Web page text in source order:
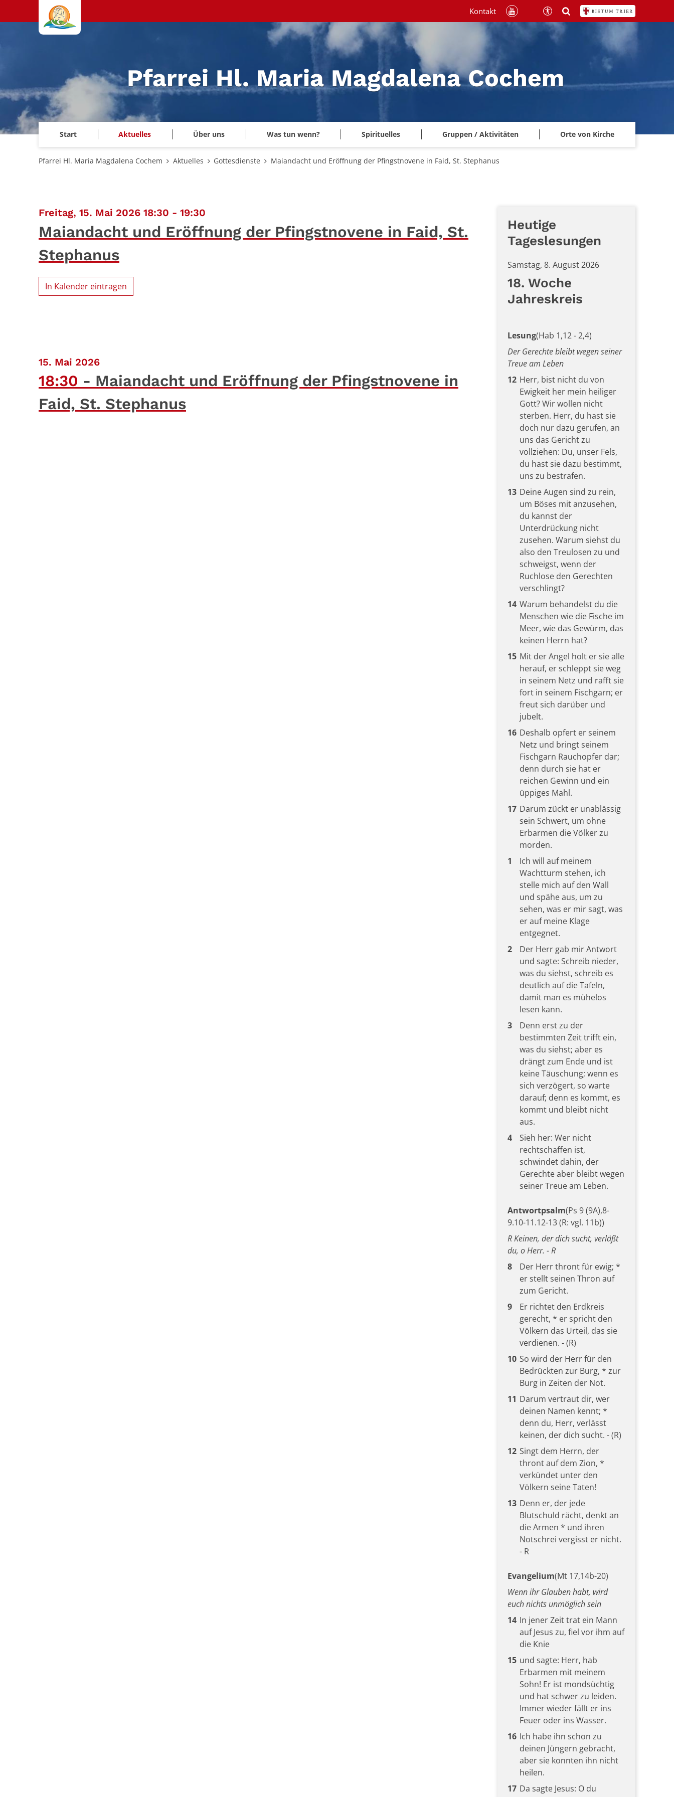
Zum Inhalt springen
Pfarrei Hl. Maria Magdalena Cochem
Start Aktuelles Über uns Was tun wenn? Spirituelles Gruppen / Aktivitäten Orte von Kirche
Kontakt
Pfarrei Hl. Maria Magdalena Cochem Aktuelles Gottesdienste Maiandacht und Eröffnung der Pfingstnovene in Faid, St. Stephanus
Freitag, 15. Mai 2026 18:30 - 19:30
Maiandacht und Eröffnung der Pfingstnovene in Faid, St.
Stephanus
In Kalender eintragen
15. Mai 2026:
18:30
Maiandacht und Eröffnung der Pfingstnovene in
Faid, St. Stephanus
Heutige
Tageslesungen
Samstag, 8. August 2026
18. Woche
Jahreskreis
Lesung(Hab 1,12 - 2,4)
Der Gerechte bleibt wegen seiner
Treue am Leben
12 Herr, bist nicht du von
Ewigkeit her mein heiliger
Gott? Wir wollen nicht
sterben. Herr, du hast sie
doch nur dazu gerufen, an
uns das Gericht zu
vollziehen: Du, unser Fels,
du hast sie dazu bestimmt,
uns zu bestrafen.
13 Deine Augen sind zu rein,
um Böses mit anzusehen,
du kannst der
Unterdrückung nicht
zusehen. Warum siehst du
also den Treulosen zu und
schweigst, wenn der
Ruchlose den Gerechten
verschlingt?
14 Warum behandelst du die
Menschen wie die Fische im
Meer, wie das Gewürm, das
keinen Herrn hat?
15 Mit der Angel holt er sie alle
herauf, er schleppt sie weg
in seinem Netz und rafft sie
fort in seinem Fischgarn; er
freut sich darüber und
jubelt.
16 Deshalb opfert er seinem
Netz und bringt seinem
Fischgarn Rauchopfer dar;
denn durch sie hat er
reichen Gewinn und ein
üppiges Mahl.
17 Darum zückt er unablässig
sein Schwert, um ohne
Erbarmen die Völker zu
morden.
1
Ich will auf meinem
Wachtturm stehen, ich
stelle mich auf den Wall
und spähe aus, um zu
sehen, was er mir sagt, was
er auf meine Klage
entgegnet.
2
Der Herr gab mir Antwort
und sagte: Schreib nieder,
was du siehst, schreib es
deutlich auf die Tafeln,
damit man es mühelos
lesen kann.
3
Denn erst zu der
bestimmten Zeit trifft ein,
was du siehst; aber es
drängt zum Ende und ist
keine Täuschung; wenn es
sich verzögert, so warte
darauf; denn es kommt, es
kommt und bleibt nicht
aus.
4
Sieh her: Wer nicht
rechtschaffen ist,
schwindet dahin, der
Gerechte aber bleibt wegen
seiner Treue am Leben.
Antwortpsalm(Ps 9 (9A),8-
9.10-11.12-13 (R: vgl. 11b))
R Keinen, der dich sucht, verläßt
du, o Herr. - R
8
Der Herr thront für ewig; *
er stellt seinen Thron auf
zum Gericht.
9
Er richtet den Erdkreis
gerecht, * er spricht den
Völkern das Urteil, das sie
verdienen. - (R)
10 So wird der Herr für den
Bedrückten zur Burg, * zur
Burg in Zeiten der Not.
11 Darum vertraut dir, wer
deinen Namen kennt; *
denn du, Herr, verlässt
keinen, der dich sucht. - (R)
12 Singt dem Herrn, der
thront auf dem Zion, *
verkündet unter den
Völkern seine Taten!
13 Denn er, der jede
Blutschuld rächt, denkt an
die Armen * und ihren
Notschrei vergisst er nicht.
- R
Evangelium(Mt 17,14b-20)
Wenn ihr Glauben habt, wird
euch nichts unmöglich sein
14 In jener Zeit trat ein Mann
auf Jesus zu, fiel vor ihm auf
die Knie
15 und sagte: Herr, hab
Erbarmen mit meinem
Sohn! Er ist mondsüchtig
und hat schwer zu leiden.
Immer wieder fällt er ins
Feuer oder ins Wasser.
16 Ich habe ihn schon zu
deinen Jüngern gebracht,
aber sie konnten ihn nicht
heilen.
17 Da sagte Jesus: O du